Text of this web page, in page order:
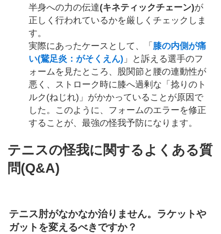
半身への力の伝達(キネティックチェーン)が
正しく行われているかを厳しくチェックしま
す。
実際にあったケースとして、「 膝の内側が痛
い(鵞足炎：がそくえん) 」と訴える選手のフ
ォームを見たところ、股関節と腰の連動性が
悪く、ストローク時に膝へ過剰な「捻りのト
ルク(ねじれ)」がかかっていることが原因で
した。このように、フォームのエラーを修正
することが、最強の怪我予防になります。
テニスの怪我に関するよくある質
問(Q&A)
テニス肘がなかなか治りません。ラケットや
ガットを変えるべきですか？